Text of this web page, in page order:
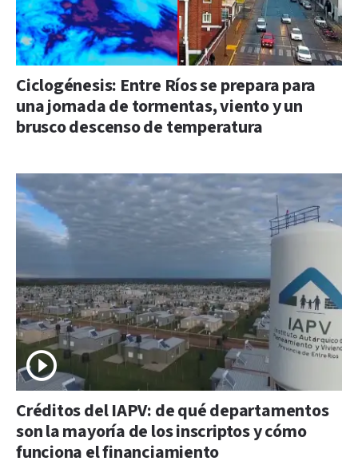
Ciclogénesis: Entre Ríos se prepara para
una jornada de tormentas, viento y un
brusco descenso de temperatura
Créditos del IAPV: de qué departamentos
son la mayoría de los inscriptos y cómo
funciona el financiamiento